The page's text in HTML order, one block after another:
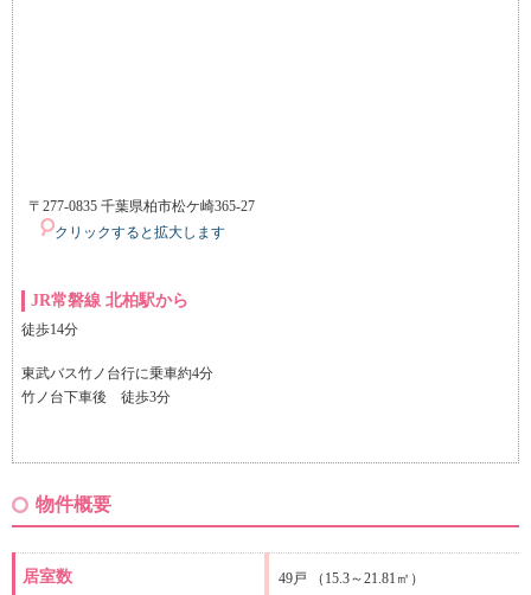
〒277-0835 千葉県柏市松ケ崎365-27
クリックすると拡大します
JR常磐線 北柏駅から
徒歩14分
東武バス竹ノ台行に乗車約4分
竹ノ台下車後 徒歩3分
物件概要
居室数 49戸 （15.3～21.81㎡）